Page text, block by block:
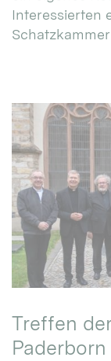
Interessierten
Treffen